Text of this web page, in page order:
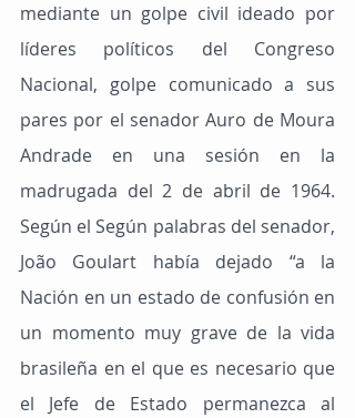
mediante un golpe civil ideado por
líderes políticos del Congreso
Nacional, golpe comunicado a sus
pares por el senador Auro de Moura
Andrade en una sesión en la
madrugada del 2 de abril de 1964.
Según el Según palabras del senador,
João Goulart había dejado “a la
Nación en un estado de confusión en
un momento muy grave de la vida
brasileña en el que es necesario que
el Jefe de Estado permanezca al